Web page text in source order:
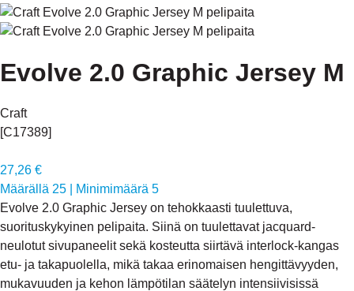
Evolve 2.0 Graphic Jersey M
Craft
[C17389]
27,26 €
Määrällä 25
Minimimäärä 5
Evolve 2.0 Graphic Jersey on tehokkaasti tuulettuva,
suorituskykyinen pelipaita. Siinä on tuulettavat jacquard-
neulotut sivupaneelit sekä kosteutta siirtävä interlock-kangas
etu- ja takapuolella, mikä takaa erinomaisen hengittävyyden,
mukavuuden ja kehon lämpötilan säätelyn intensiivisissä